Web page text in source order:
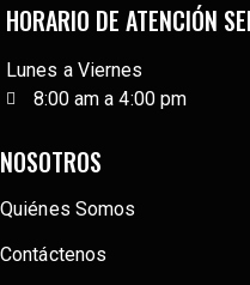
HORARIO DE ATENCIÓN
Lunes a Viernes
8:00 am a 4:00 pm
NOSOTROS
Quiénes Somos
Contáctenos